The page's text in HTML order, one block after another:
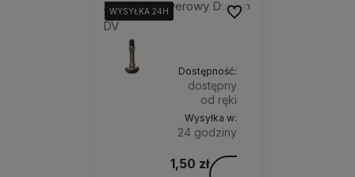
Zaworek rowerowy Dunlop
DV
WYSYŁKA 24H
WYSYŁKA 24H
WYSYŁKA 24H
Dostępność:
dostępny
od ręki
Wysyłka w:
24 godziny
1,50 zł
Do ulubionych